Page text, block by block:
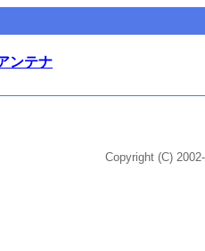
ンテナ
Copyright (C)